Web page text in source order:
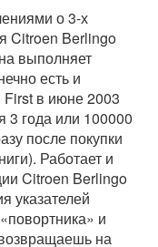
о 3-х
Citroen Berlingo
выполняет
есть и
в июне 2003
3 года или 100000
после покупки
Работает и
Citroen Berlingo
указателей
и
на